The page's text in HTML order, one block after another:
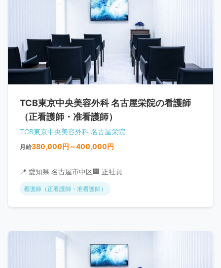
TCB東京中央美容外科 名古屋栄院の看護師
（正看護師・准看護師）
TCB東京中央美容外科 名古屋栄院
月給380,000円～400,000円
📍 愛知県 名古屋市中区🏢 正社員
看護師（正看護師・准看護師）